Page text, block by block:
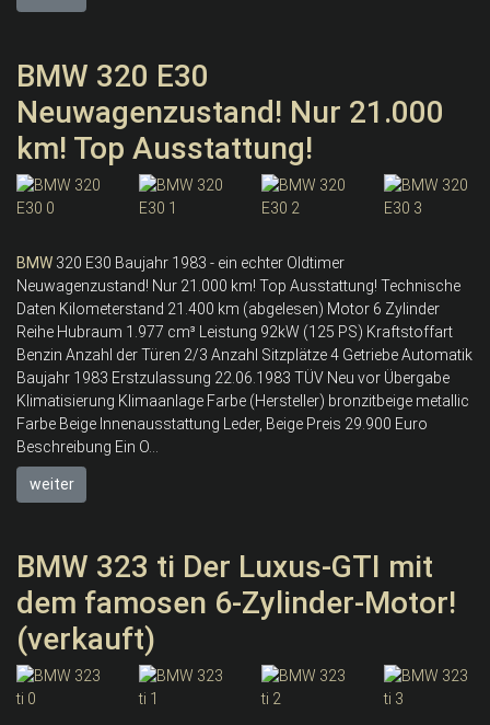
BMW 320 E30
Neuwagenzustand! Nur 21.000
km! Top Ausstattung!
BMW 320 E30 Baujahr 1983 - ein echter Oldtimer
Neuwagenzustand! Nur 21.000 km! Top Ausstattung! Technische
Daten Kilometerstand 21.400 km (abgelesen) Motor 6 Zylinder
Reihe Hubraum 1.977 cm³ Leistung 92kW (125 PS) Kraftstoffart
Benzin Anzahl der Türen 2/3 Anzahl Sitzplätze 4 Getriebe Automatik
Baujahr 1983 Erstzulassung 22.06.1983 TÜV Neu vor Übergabe
Klimatisierung Klimaanlage Farbe (Hersteller) bronzitbeige metallic
Farbe Beige Innenausstattung Leder, Beige Preis 29.900 Euro
Beschreibung Ein O...
weiter
BMW 323 ti Der Luxus-GTI mit
dem famosen 6-Zylinder-Motor!
(verkauft)